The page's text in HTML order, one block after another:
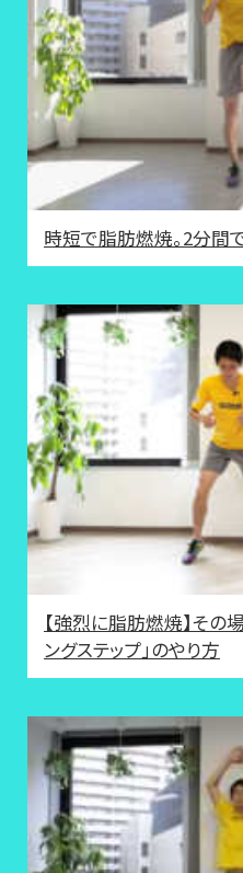
時短で脂肪燃焼。2分間
【強烈に脂肪燃焼】その
ングステップ」のやり方